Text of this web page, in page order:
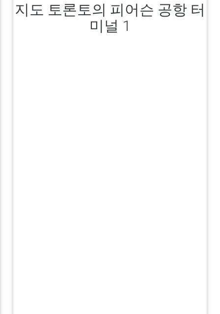
지도 토론토의 피어슨 공항 터
미널 1